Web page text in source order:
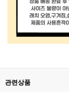
관련상품